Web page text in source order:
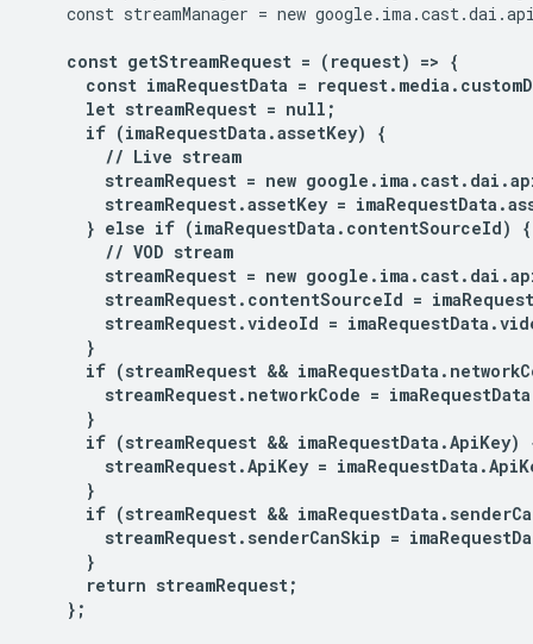
const streamManager = new
const getStreamRequest = (request) => {
const imaRequestData =
      let streamRequest = null;
      if (imaRequestData.assetKey) {
        // Live stream
streamRequest = new
streamRequest.assetKey =
      } else if (imaRequestData.contentSourceId) {
        // VOD stream
streamRequest = new
streamRequest.contentSourceId =
streamRequest.videoId =
      }
if (streamRequest &&
streamRequest.networkCode =
      }
if (streamRequest && imaRequestData.ApiKey)
streamRequest.ApiKey =
      }
if (streamRequest &&
streamRequest.senderCanSkip =
      }
      return streamRequest;
    };